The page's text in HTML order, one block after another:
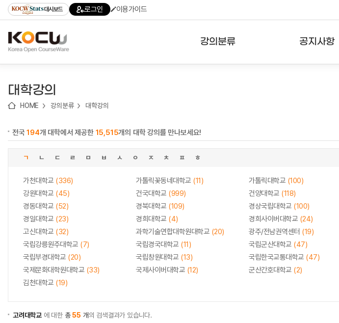
기
기
기
content)
가
대시보드 로그인 이용가이드
강의분류 공지사항
대학강의
HOME 강의분류 대학강의
전국194개 대학에서 제공한 15,515개의 대학 강의를 만나보세요!
ㄱ ㄴ ㄷ ㄹ ㅁ ㅂ ㅅ ㅇ ㅈ ㅊ ㅍ ㅎ
가천대학교 (336) 가톨릭꽃동네대학교 (11) 가톨릭대학교 (100)
강원대학교 (45) 건국대학교 (999) 건양대학교 (118)
경동대학교 (52) 경북대학교 (109) 경상국립대학교 (100)
경일대학교 (23) 경희대학교 (4) 경희사이버대학교 (24)
고신대학교 (32) 과학기술연합대학원대학교 (20) 광주/전남권역센터 (19)
국립강릉원주대학교 (7) 국립경국대학교 (11) 국립군산대학교 (47)
국립부경대학교 (20) 국립창원대학교 (13) 국립한국교통대학교 (47)
국제문화대학원대학교 (33) 국제사이버대학교 (12) 군산간호대학교 (2)
김천대학교 (19)
고려대학교 에 대한 총55 개의 검색결과가 있습니다.